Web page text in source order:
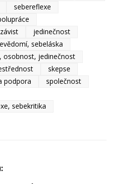
sebereflexe
závist
jedinečnost
sebeláska
osobnost, jedinečnost
skepse
podpora
společnost
sebekritika